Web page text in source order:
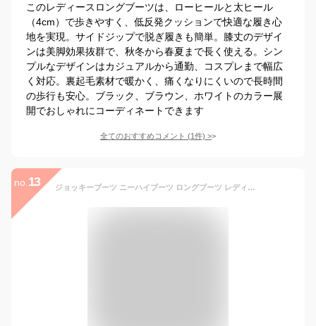
このレディースロングブーツは、ローヒールと太ヒール
（4cm）で歩きやすく、低反発クッションで快適な履き心
地を実現。サイドジップで脱ぎ履きも簡単。膝丈のデザイ
ンは美脚効果抜群で、秋冬から春夏まで長く使える。シン
プルなデザインはカジュアルから通勤、コスプレまで幅広
く対応。裏起毛素材で暖かく、痛くなりにくいので長時間
の歩行も安心。ブラック、ブラウン、ホワイトのカラー展
開でおしゃれにコーディネートできます
全てのおすすめコメント (1件) >
no. 13 ジョッキーブーツ ニーハイブーツ ロングブーツ レディース 春夏 ブーツ 美脚 膝丈 4cmヒール 大きいサイズ シューズ 靴 ローヒール 太ヒール シンプル ブラック